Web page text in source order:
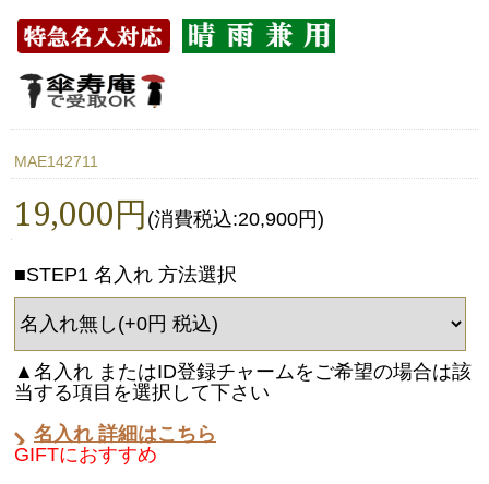
MAE142711
19,000円 (消費税込:20,900円)
■STEP1 名入れ 方法選択
▲名入れ またはID登録チャームをご希望の場合は該
当する項目を選択して下さい
名入れ 詳細はこちら
GIFTにおすすめ